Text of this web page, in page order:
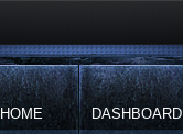
HOME DASHBOARD